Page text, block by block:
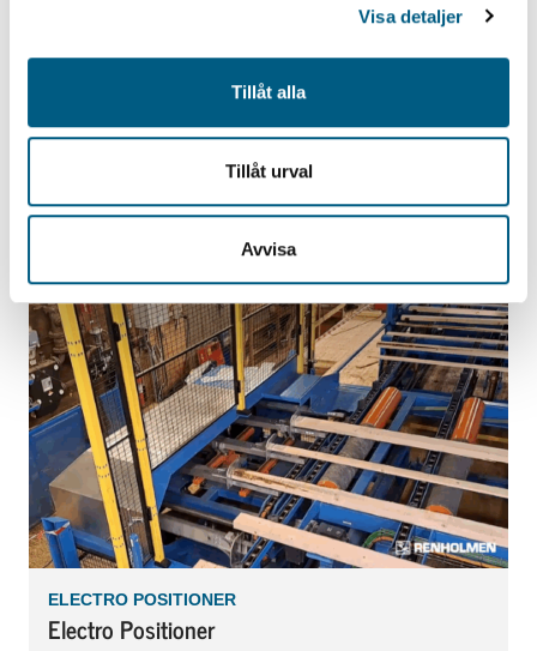
Visa detaljer
Tillåt alla
Tillåt urval
Avvisa
KATKAISUJÄRJESTELMÄ
ELECTRO POSITIONER
Electro Positioner